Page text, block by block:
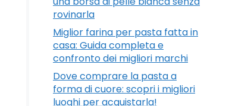
rovinarla
Miglior farina per pasta fatta in
casa: Guida completa e
confronto dei migliori marchi
Dove comprare la pasta a
forma di cuore: scopri i migliori
luoghi per acquistarla!